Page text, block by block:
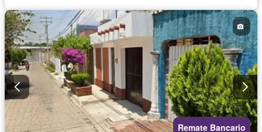
Remate Bancario